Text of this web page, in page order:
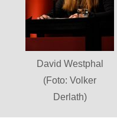
David Westphal
(Foto: Volker
Derlath)